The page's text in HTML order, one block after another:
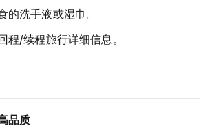
的洗手液或湿巾。
程/续程旅行详细信息。
品质